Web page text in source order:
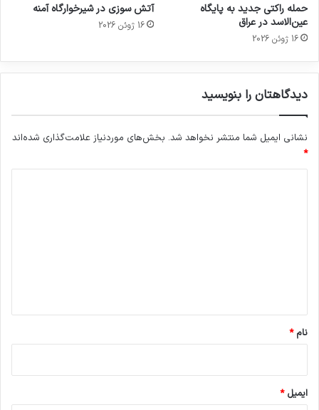
حمله راکتی جدید به پایگاه
عین‌الاسد در عراق
16 ژوئن 2026
آتش سوزی در شیرخوارگاه آمنه
16 ژوئن 2026
دیدگاهتان را بنویسید
نشانی ایمیل شما منتشر نخواهد شد. بخش‌های موردنیاز علامت‌گذاری شده‌اند
*
نام*
ایمیل*